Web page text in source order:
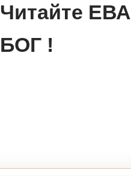
Читайте
БОГ !